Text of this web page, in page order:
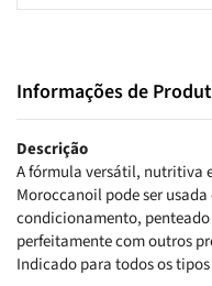
Informações de
Descrição
A fórmula versátil, nutritiva
Moroccanoil pode ser
condicionamento,
perfeitamente com outros
Indicado para todos os